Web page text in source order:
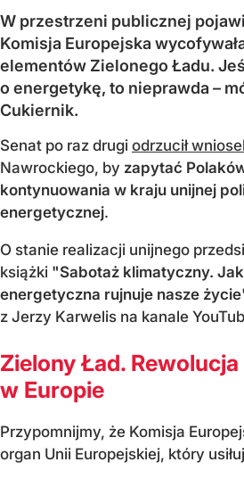
W przestrzeni publicznej
Komisja Europejska
elementów Zielonego Ładu.
o energetykę, to nieprawda –
Cukiernik.
Senat po raz drugi odrzucił
Nawrockiego, by zapytać
kontynuowania w kraju unijnej
energetycznej.
O stanie realizacji unijnego
książki "Sabotaż klimatyczny.
energetyczna rujnuje nasze
z Jerzy Karwelis na kanale
Zielony Ład.
w Europie
Przypomnijmy, że Komisja
organ Unii Europejskiej, który